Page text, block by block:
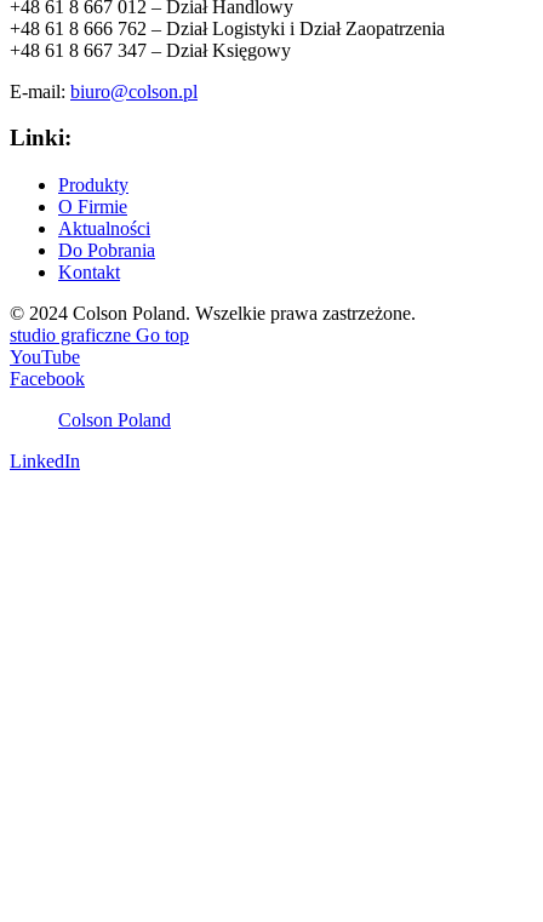
+48 61 8 667 012 – Dział Handlowy
+48 61 8 666 762 – Dział Logistyki i Dział Zaopatrzenia
+48 61 8 667 347 – Dział Księgowy
E-mail: biuro@colson.pl
Linki:
Produkty
O Firmie
Aktualności
Do Pobrania
Kontakt
© 2024 Colson Poland. Wszelkie prawa zastrzeżone.
studio graficzne Go top
YouTube
Facebook
Colson Poland
LinkedIn